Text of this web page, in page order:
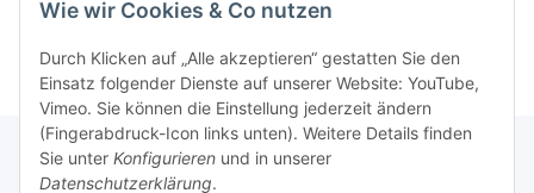
Wie wir Cookies & Co nutzen
Durch Klicken auf „Alle akzeptieren“ gestatten Sie den
Einsatz folgender Dienste auf unserer Website: YouTube,
Vimeo. Sie können die Einstellung jederzeit ändern
(Fingerabdruck-Icon links unten). Weitere Details finden
Sie unter Konfigurieren und in unserer
Datenschutzerklärung.
Kategorien